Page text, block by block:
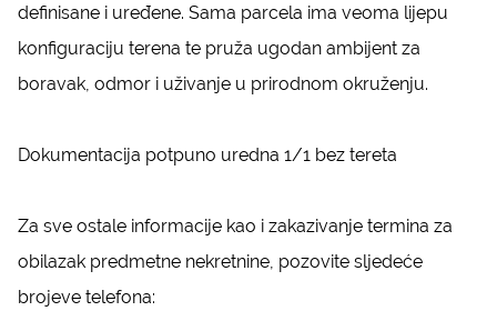
definisane i uređene. Sama parcela ima veoma lijepu
konfiguraciju terena te pruža ugodan ambijent za
boravak, odmor i uživanje u prirodnom okruženju.
Dokumentacija potpuno uredna 1/1 bez tereta
Za sve ostale informacije kao i zakazivanje termina za
obilazak predmetne nekretnine, pozovite sljedeće
brojeve telefona: